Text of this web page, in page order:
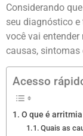
Considerando
seu diagnóstico e
você vai
causas, sintomas
Acesso
O que é
Quais as